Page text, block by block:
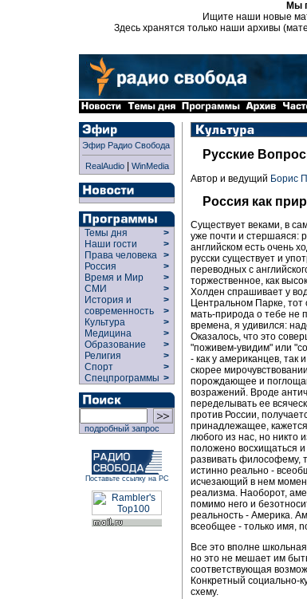
Мы
Ищите наши новые
Здесь хранятся только наши архивы
Эфир Радио Свобода
RealAudio| WinMedia
Темы дня
>
Наши гости
>
Права человека >
Россия
>
Время и Мир
>
СМИ
>
История и
современность
>
>
Культура
>
Медицина
>
Образование
>
Религия
>
Спорт
>
Спецпрограммы >
подробный запрос
Поставьте ссылку на РС
Русские
Автор и ведущий Борис
Россия как
Существует веками, в
уже почти и стершаяся:
английском есть очень
русски существует и
переводных с
торжественное, как
Холден спрашивает у
Центральном Парке,
мать-природа о тебе не
времена, я удивился:
Оказалось, что это
"поживем-увидим" или
- как у американцев, так
скорее
порождающее и
возражений. Вроде
переделывать ее
против России,
принадлежащее,
любого из нас, но никто
положено восхищаться
развивать философему,
истинно реально -
исчезающий в нем
реализма. Наоборот,
помимо него и
реальность - Америка.
всеобщее - только имя,
Все это вполне
но это не мешает им
соответствующая
Конкретный социально-
схему.